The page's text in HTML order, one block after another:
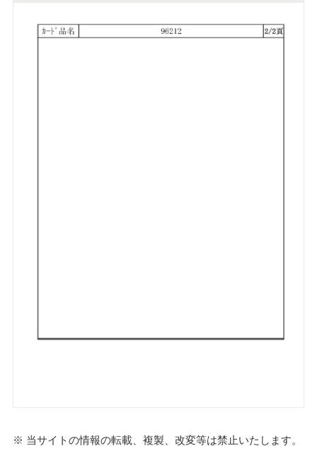
※ 当サイトの情報の転載、複製、改変等は禁止いたします。